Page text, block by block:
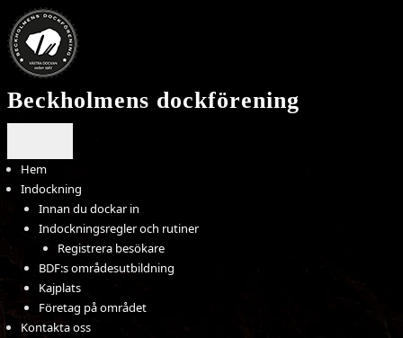
Hoppa
till
innehåll
Beckholmens dockförening
Hem
Indockning
Innan du dockar in
Indockningsregler och rutiner
Registrera besökare
BDF:s områdesutbildning
Kajplats
Företag på området
Kontakta oss